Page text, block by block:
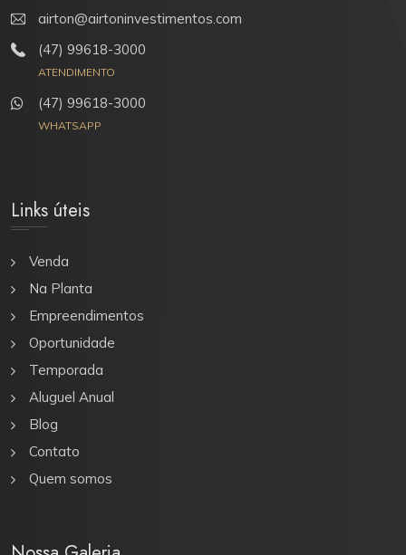
airton@airtoninvestimentos.com
(47) 99618-3000
ATENDIMENTO
(47) 99618-3000
WHATSAPP
Links úteis
Venda
Na Planta
Empreendimentos
Oportunidade
Temporada
Aluguel Anual
Blog
Contato
Quem somos